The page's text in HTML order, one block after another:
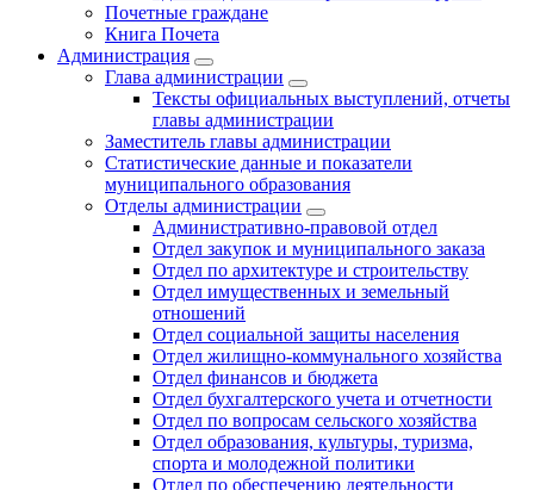
Почетные граждане
Книга Почета
Администрация
Глава администрации
Тексты официальных выступлений, отчеты
главы администрации
Заместитель главы администрации
Статистические данные и показатели
муниципального образования
Отделы администрации
Административно-правовой отдел
Отдел закупок и муниципального заказа
Отдел по архитектуре и строительству
Отдел имущественных и земельный
отношений
Отдел социальной защиты населения
Отдел жилищно-коммунального хозяйства
Отдел финансов и бюджета
Отдел бухгалтерского учета и отчетности
Отдел по вопросам сельского хозяйства
Отдел образования, культуры, туризма,
спорта и молодежной политики
Отдел по обеспечению деятельности